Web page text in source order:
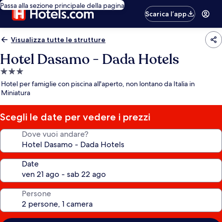
Passa alla sezione principale della pagina
Scarica l’app
Visualizza tutte le strutture
Hotel Dasamo - Dada Hotels
Struttura
a
3.0
stelle
Hotel per famiglie con piscina all'aperto, non lontano da Italia in
Miniatura
Scegli le date per vedere i prezzi
Dove vuoi andare?
Date
Persone